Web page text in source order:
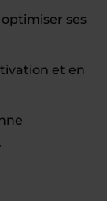
ses
et en